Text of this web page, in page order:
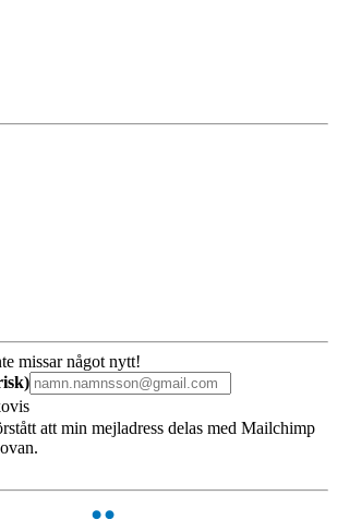
missar något nytt!
att min mejladress delas med Mailchimp